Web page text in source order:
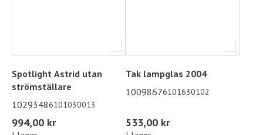
Spotlight Astrid utan
strömställare
10293486101030013
994,00 kr
Tak lampglas 2004
10098676101630102
533,00 kr